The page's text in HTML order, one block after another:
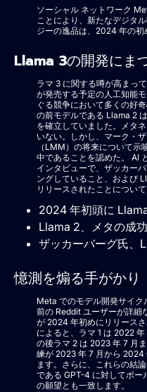
ソーシャル ネットワーク
ことにより、新たなデジタ
ジーの逸品は、2024 年の初
Llama 3の開発にま
ラマ 3 に関する噂が高まっ
が発売する予定の人工知能
ぐる競争において多くの好
の前モデルである Llama 2
を確立していました。メタ
いない。しかし、マーク・
（LMM）の将来について
中であることを認めた。 AI
インタビューで、ザッカー
ングしていること、および
リリースされたことについて
2024 年初頭に
Llama 2、メタの成功
ザッカーバーグ氏、
憶測を煽る手がかり
Meta でのモデル開発サイ
前の Reddit ユーザーが詳細
が 2024 年初めにリリース
によると、ラマ 1 は 2022
の後ラマ 2 は 2023 年 7 月
練が 2023 年 7 月から 2024
ます。さらに、これらの結
である GPT-4 に対してポー
の願望とも一致します。